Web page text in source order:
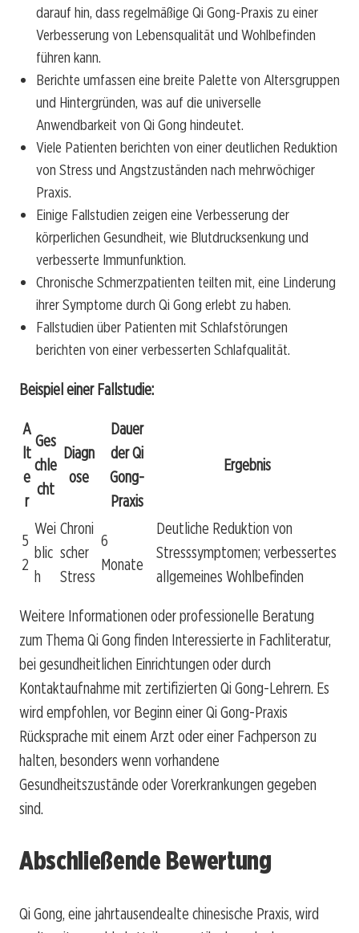
darauf hin, dass regelmäßige Qi Gong-Praxis zu einer
Verbesserung von Lebensqualität und Wohlbefinden
führen kann.
Berichte umfassen eine breite Palette von Altersgruppen
und Hintergründen, was auf die universelle
Anwendbarkeit von Qi Gong hindeutet.
Viele Patienten berichten von einer deutlichen Reduktion
von Stress und Angstzuständen nach mehrwöchiger
Praxis.
Einige Fallstudien zeigen eine Verbesserung der
körperlichen Gesundheit, wie Blutdrucksenkung und
verbesserte Immunfunktion.
Chronische Schmerzpatienten teilten mit, eine Linderung
ihrer Symptome durch Qi Gong erlebt zu haben.
Fallstudien über Patienten mit Schlafstörungen
berichten von einer verbesserten Schlafqualität.
Beispiel einer Fallstudie:
A
lt
e
r
Ges
chle
cht
Diagn
ose
Dauer
der Qi
Gong-
Praxis
Ergebnis
5
2
Wei
blic
h
Chroni
scher
Stress
6
Monate
Deutliche Reduktion von
Stresssymptomen; verbessertes
allgemeines Wohlbefinden
Weitere Informationen oder professionelle Beratung
zum Thema Qi Gong finden Interessierte in Fachliteratur,
bei gesundheitlichen Einrichtungen oder durch
Kontaktaufnahme mit zertifizierten Qi Gong-Lehrern. Es
wird empfohlen, vor Beginn einer Qi Gong-Praxis
Rücksprache mit einem Arzt oder einer Fachperson zu
halten, besonders wenn vorhandene
Gesundheitszustände oder Vorerkrankungen gegeben
sind.
Abschließende Bewertung
Qi Gong, eine jahrtausendealte chinesische Praxis, wird